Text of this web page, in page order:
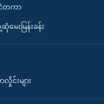
တကာ
မေးမြန်းခန်း
လှိုင်းများ